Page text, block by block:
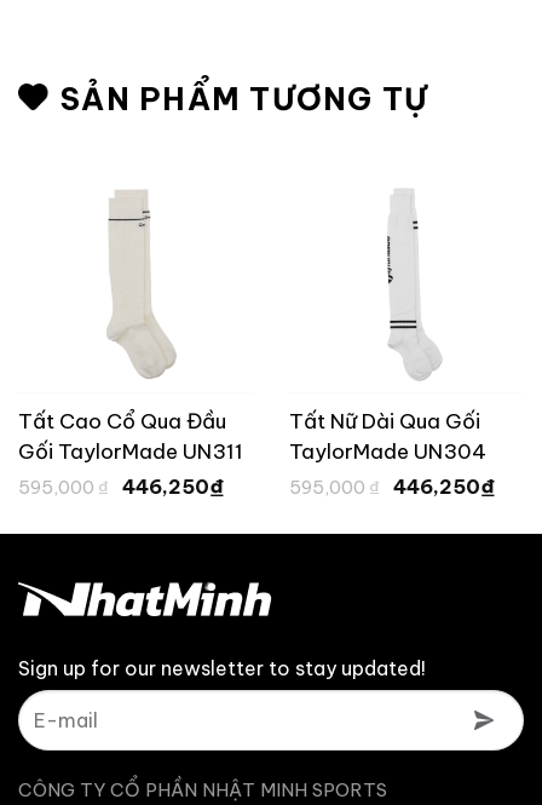
SẢN PHẨM TƯƠNG TỰ
Tất Cao Cổ Qua Đầu
Gối TaylorMade UN311
595,000 ₫
Giá
gốc
595,000 ₫.
446,250₫
là:
Tất Nữ Dài Qua Gối
TaylorMade UN304
595,000 ₫
Giá
gốc
595,000 ₫.
446,250₫
là:
₫.
Sign up for our newsletter to stay updated!
CÔNG TY CỔ PHẦN NHẬT MINH SPORTS